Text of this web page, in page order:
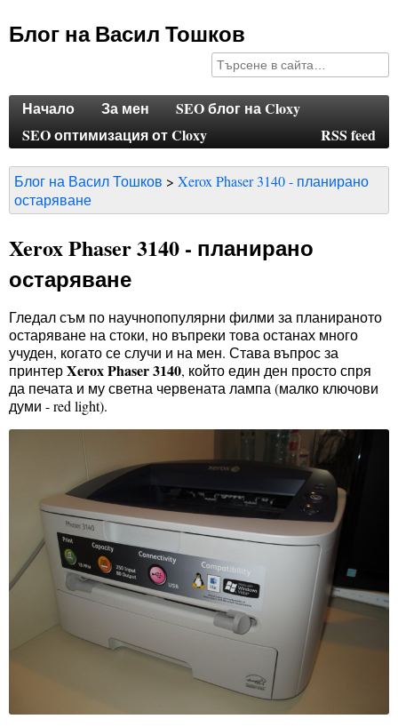
Блог на Васил Тошков
Начало За мен
SEO блог на Cloxy
SEO оптимизация от Cloxy
RSS feed
Блог на Васил Тошков
Xerox Phaser 3140 - планирано
остаряване
Xerox Phaser 3140 - планирано
остаряване
Гледал съм по научнопопулярни филми за планираното
остаряване на стоки, но въпреки това останах много
учуден, когато се случи и на мен. Става въпрос за
принтерXerox Phaser 3140, който един ден просто спря
да печата и му светна червената лампа (малко ключови
думи - red light).